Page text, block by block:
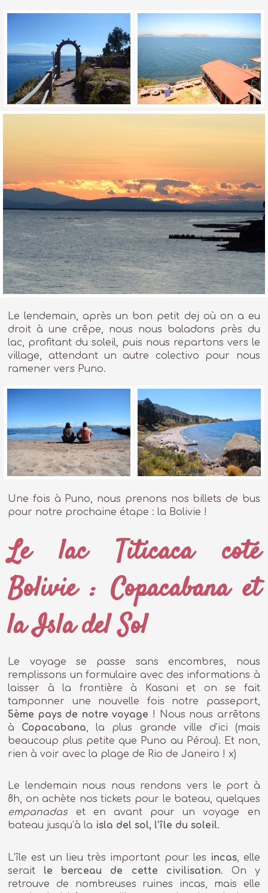
Le lendemain, après un bon petit dej où on a eu
droit à une crêpe, nous nous baladons près du
lac, profitant du soleil, puis nous repartons vers le
village, attendant un autre colectivo pour nous
ramener vers Puno.
Une fois à Puno, nous prenons nos billets de bus
pour notre prochaine étape : la Bolivie !
Le lac Titicaca coté
Bolivie : Copacabana et
la Isla del Sol
Le voyage se passe sans encombres, nous
remplissons un formulaire avec des informations à
laisser à la frontière à Kasani et on se fait
tamponner une nouvelle fois notre passeport,
5ème pays de notre voyage ! Nous nous arrêtons
à Copacabana, la plus grande ville d’ici (mais
beaucoup plus petite que Puno au Pérou). Et non,
rien à voir avec la plage de Rio de Janeiro ! x)
Le lendemain nous nous rendons vers le port à
8h, on achète nos tickets pour le bateau, quelques
empanadas et en avant pour un voyage en
bateau jusqu’à la isla del sol, l’île du soleil.
L’île est un lieu très important pour les incas, elle
serait le berceau de cette civilisation. On y
retrouve de nombreuses ruines incas, mais elle